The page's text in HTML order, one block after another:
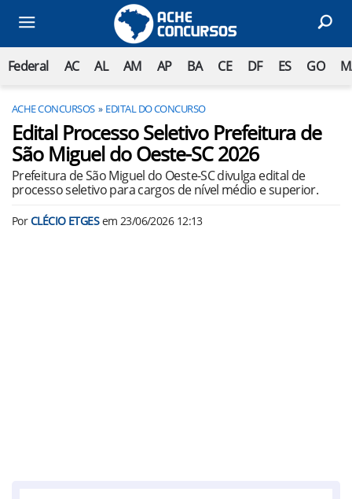
Federal AC AL AM AP BA CE DF ES GO
ACHE CONCURSOS EDITAL DO CONCURSO
Edital Processo Seletivo Prefeitura de
São Miguel do Oeste-SC 2026
Prefeitura de São Miguel do Oeste-SC divulga edital de
processo seletivo para cargos de nível médio e superior.
PorCLÉCIO ETGESem 23/06/2026 12:13